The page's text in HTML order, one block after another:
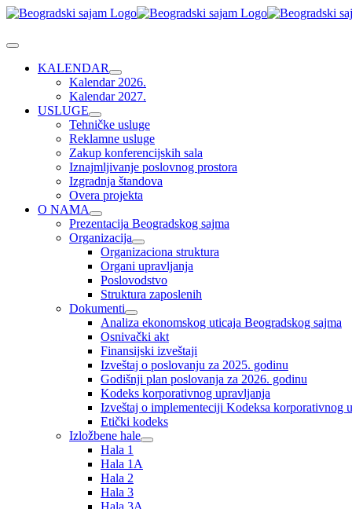
Skip
content
Toggle
NavigationKALENDAR
Kalendar 2026.
Kalendar 2027.
USLUGE
Tehničke usluge
Reklamne usluge
Zakup konferencijskih sala
Iznajmljivanje poslovnog prostora
Izgradnja štandova
Overa projekta
O NAMA
Prezentacija Beogradskog sajma
Organizacija
Organizaciona struktura
Organi upravljanja
Poslovodstvo
Struktura zaposlenih
Dokumenti
Analiza ekonomskog uticaja Beogradskog sajma
Osnivački akt
Finansijski izveštaji
Izveštaj o poslovanju za 2025. godinu
Godišnji plan poslovanja za 2026. godinu
Kodeks korporativnog upravljanja
Izveštaj o implementeciji Kodeksa korporativnog
Etički kodeks
Izložbene hale
Hala 1
Hala 1A
Hala 2
Hala 3
Hala 3A